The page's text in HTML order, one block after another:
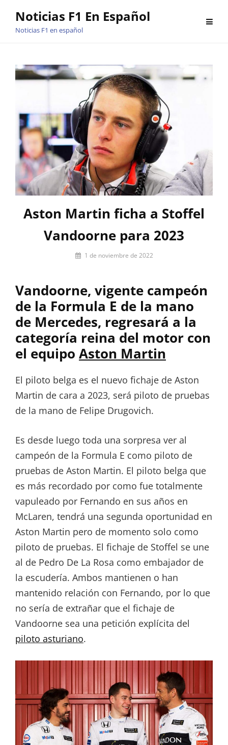
Noticias F1 En Español
Noticias F1 en español
Aston Martin ficha a Stoffel
Vandoorne para 2023
Por 1 de noviembre de 2022
Vandoorne, vigente campeón
de la Formula E de la mano
de Mercedes, regresará a la
categoría reina del motor con
el equipo Aston Martin
El piloto belga es el nuevo fichaje de Aston
Martin de cara a 2023, será piloto de pruebas
de la mano de Felipe Drugovich.
Es desde luego toda una sorpresa ver al
campeón de la Formula E como piloto de
pruebas de Aston Martin. El piloto belga que
es más recordado por como fue totalmente
vapuleado por Fernando en sus años en
McLaren, tendrá una segunda oportunidad en
Aston Martin pero de momento solo como
piloto de pruebas. El fichaje de Stoffel se une
al de Pedro De La Rosa como embajador de
la escudería. Ambos mantienen o han
mantenido relación con Fernando, por lo que
no sería de extrañar que el fichaje de
Vandoorne sea una petición explícita del
piloto asturiano.